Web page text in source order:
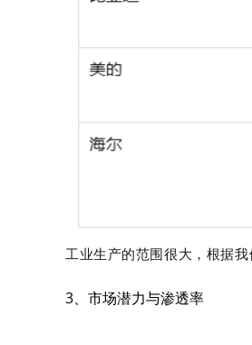
工业生产的范围很大，根据我
3、市场潜力与渗透率
超高频读卡器支持
<p>深圳峰华科技公
温功能，是指能读出
殊测温标签贴在人或
定购！</p>...